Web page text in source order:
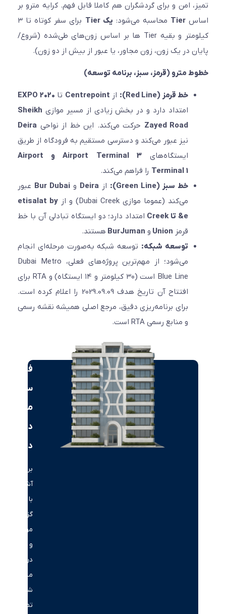
امن و برای گردشگران هم کاملا قابل فهم. کرایه مترو بر
Tierمحاسبه می‌شود: یک Tier
برای سفر کوتاه تا ۳
کیلومتر و بقیه Tier ها بر اساس زون‌های طی‌شده (شروع/
در یک زون، زون مجاور، یا عبور از بیش از دو زون).
مترو (قرمز، سبز، برنامه توسعه)
خط قرمز (Red Line): ازCentrepointتاEXPO 2020
امتداد دارد و در بخش زیادی از مسیر موازیSheikh
Zayed Roadحرکت می‌کند. این خط از نواحی Deira
نیز عبور می‌کند و دسترسی مستقیم به فرودگاه از طریق
ایستگاه‌های
Airport Terminal 3 و Airport
Terminal 1را فراهم می‌کند.
خط سبز (Green Line):
ازDeira و Bur Dubaiعبور
می‌کند (عموما موازی Dubai Creek) و از
etisalat by
امتداد دارد؛ دو ایستگاه تبادلی آن با خط
Union و BurJumanهستند.
توسعه شبکه:توسعه شبکه به‌صورت مرحله‌ای انجام
می‌شود؛ از مهم‌ترین پروژه‌های فعلی، Dubai Metro
Blue Line است (۳۰ کیلومتر و ۱۴ ایستگاه) و RTA برای
افتتاح آن تاریخ هدف 2029.09.09 را اعلام کرده است.
برای برنامه‌ریزی دقیق، مرجع اصلی همیشه نقشه رسمی
و منابع رسمی RTA است.
فرصت‌های
سرمایه‌گذاری
دبی